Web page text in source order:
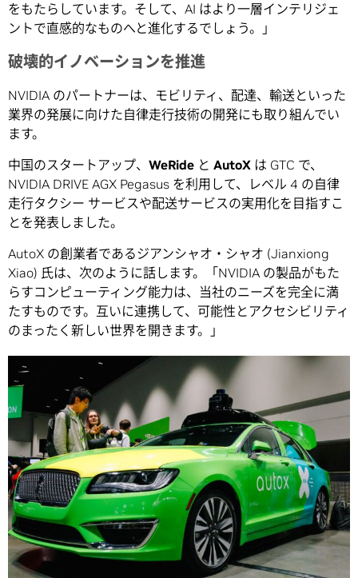
をもたらしています。そして、AI はより一層インテリジェ
ントで直感的なものへと進化するでしょう。」
破壊的イノベーションを推進
NVIDIA のパートナーは、モビリティ、配達、輸送といった
業界の発展に向けた自律走行技術の開発にも取り組んでい
ます。
中国のスタートアップ、 WeRide と AutoX は GTC で、
NVIDIA DRIVE AGX Pegasus を利用して、レベル 4 の自律
走行タクシー サービスや配送サービスの実用化を目指すこ
とを発表しました。
AutoX の創業者であるジアンシャオ・シャオ (Jianxiong
Xiao) 氏は、次のように話します。「NVIDIA の製品がもた
らすコンピューティング能力は、当社のニーズを完全に満
たすものです。互いに連携して、可能性とアクセシビリティ
のまったく新しい世界を開きます。」